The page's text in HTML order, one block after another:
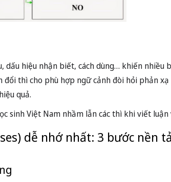
hiệu nhận biết, cách dùng… khiến nhiều
thì cho phù hợp ngữ cảnh đòi hỏi phản
quả.
sinh Việt Nam nhầm lẫn các thì khi viết luận
dễ nhớ nhất: 3 bước nền